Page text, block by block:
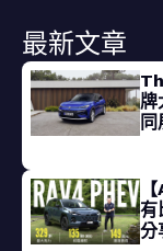
最新文章
牌
有
分